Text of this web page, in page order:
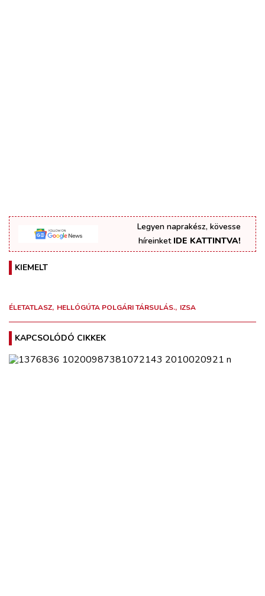
Legyen naprakész, kövesse
híreinket IDE KATTINTVA!
KIEMELT
ÉLETATLASZ HELLÓGÚTA POLGÁRI TÁRSULÁS. IZSA
KAPCSOLÓDÓ CIKKEK